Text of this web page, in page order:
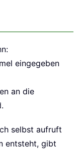
eingegeben
an die
selbst aufruft
entsteht, gibt